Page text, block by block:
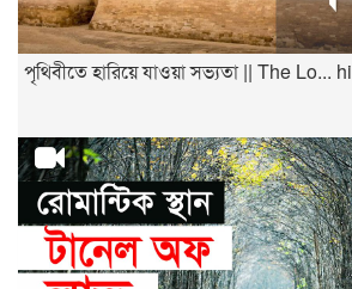
পৃথিবীতে হারিয়ে যাওয়া সভ্যতা || The Lo... hi